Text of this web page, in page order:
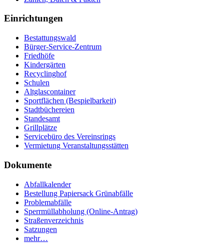
Einrichtungen
Bestattungswald
Bürger-Service-Zentrum
Friedhöfe
Kindergärten
Recyclinghof
Schulen
Altglascontainer
Sportflächen (Bespielbarkeit)
Stadtbüchereien
Standesamt
Grillplätze
Servicebüro des Vereinsrings
Vermietung Veranstaltungsstätten
Dokumente
Abfallkalender
Bestellung Papiersack Grünabfälle
Problemabfälle
Sperrmüllabholung (Online-Antrag)
Straßenverzeichnis
Satzungen
mehr…